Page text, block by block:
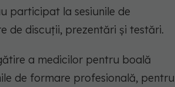
participat la sesiunile de
de discuții, prezentări și testări.
a medicilor pentru boală
de formare profesională, pentru